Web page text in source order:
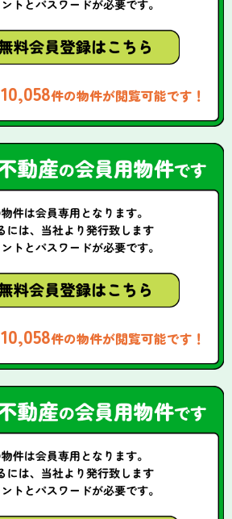
10,058件の物件が閲覧可能です！
10,058件の物件が閲覧可能です！